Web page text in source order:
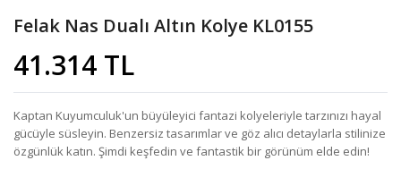
Felak Nas Dualı Altın Kolye KL0155
41.314 TL
Kaptan Kuyumculuk'un büyüleyici fantazi kolyeleriyle tarzınızı hayal
gücüyle süsleyin. Benzersiz tasarımlar ve göz alıcı detaylarla stilinize
özgünlük katın. Şimdi keşfedin ve fantastik bir görünüm elde edin!